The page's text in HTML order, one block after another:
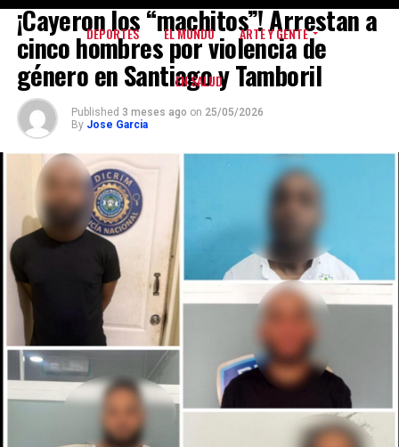
DEPORTES EL MUNDO ARTE Y GENTE
EN SALUD
¡Cayeron los “machitos”! Arrestan a
cinco hombres por violencia de
género en Santiago y Tamboril
Published 3 meses ago on 25/05/2026
By Jose Garcia